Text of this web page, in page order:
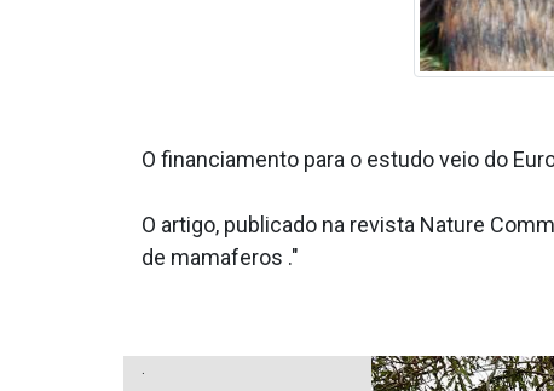
O financiamento para o estudo veio do
O artigo, publicado na revista Nature
de mama­feros ."